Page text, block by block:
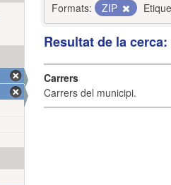
Formats:
ZIP
Resultat de la
Carrers
Carrers del municipi.